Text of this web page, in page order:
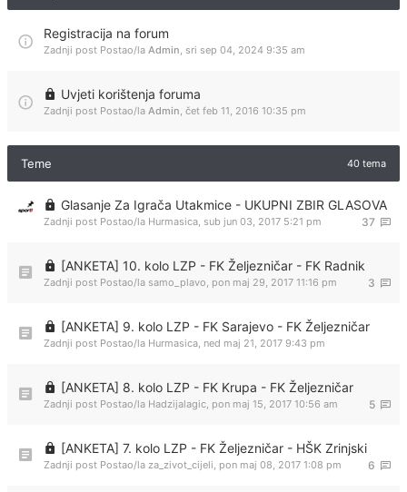
Registracija na forum
Zadnji post Postao/la Admin, sri sep 04, 2024 9:35 am
Uvjeti korištenja foruma
Zadnji post Postao/la Admin, čet feb 11, 2016 10:35 pm
Teme 40 tema
Glasanje Za Igrača Utakmice - UKUPNI ZBIR GLASOVA
37
Zadnji post Postao/la Hurmasica, sub jun 03, 2017 5:21 pm
[ANKETA] 10. kolo LZP - FK Željezničar - FK Radnik
3
Zadnji post Postao/la samo_plavo, pon maj 29, 2017 11:16 pm
[ANKETA] 9. kolo LZP - FK Sarajevo - FK Željezničar
Zadnji post Postao/la Hurmasica, ned maj 21, 2017 9:43 pm
[ANKETA] 8. kolo LZP - FK Krupa - FK Željezničar
5
Zadnji post Postao/la Hadzijalagic, pon maj 15, 2017 10:56 am
[ANKETA] 7. kolo LZP - FK Željezničar - HŠK Zrinjski
6
Zadnji post Postao/la za_zivot_cijeli, pon maj 08, 2017 1:08 pm